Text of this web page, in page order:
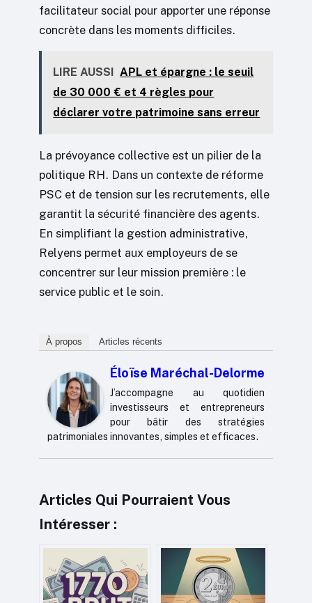
facilitateur social pour apporter une réponse
concrète dans les moments difficiles.
LIRE AUSSI
APL et épargne : le seuil
de 30 000 € et 4 règles pour
déclarer votre patrimoine sans erreur
La prévoyance collective est un pilier de la
politique RH. Dans un contexte de réforme
PSC et de tension sur les recrutements, elle
garantit la sécurité financière des agents.
En simplifiant la gestion administrative,
Relyens permet aux employeurs de se
concentrer sur leur mission première : le
service public et le soin.
À propos Articles récents
Éloïse Maréchal-Delorme
J’accompagne au quotidien
investisseurs et entrepreneurs
pour bâtir des stratégies
patrimoniales innovantes, simples et efficaces.
Articles Qui Pourraient Vous
Intéresser :